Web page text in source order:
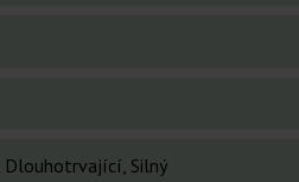
Dlouhotrvající, Silný